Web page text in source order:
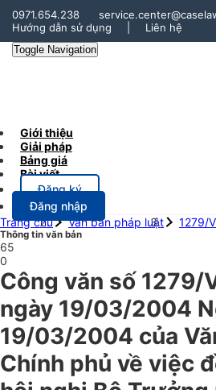
0971.654.238
Hướng dẫn sử dụng
Liên hệ
Toggle Navigation
Giới thiệu
Giải pháp
Bảng giá
Bài viết
Đăng ký
Đăng nhập
Trang chủ
Văn bản pháp luật 1279/
Thông tin văn bản
65
0
Công văn số 1279/
ngày 19/03/2004
19/03/2004 của
Chính phủ về việc